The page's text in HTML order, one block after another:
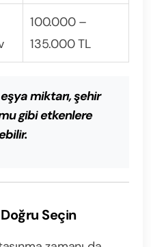
100.000 –
135.000 TL
miktarı, şehir
gibi etkenlere
Seçin